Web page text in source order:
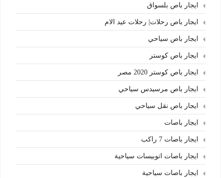
ايجار باص بلسواق
ايجار باص رحلات| رحلات عيد الام
ايجار باص سياحي
ايجار باص كوستر
ايجار باص كوستر 2020 مصر
ايجار باص مرسيدس سياحي
ايجار باص نقل سياحي
ايجار باصات
ايجار باصات 7 راكب
ايجار باصات اتوبيسات سياحية
ايجار باصات سياحية